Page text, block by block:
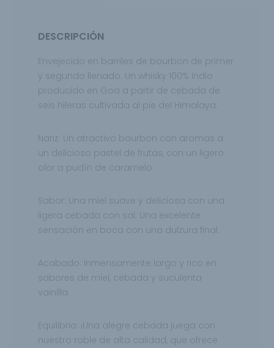
DESCRIPCIÓN
Envejecido en barriles de bourbon de primer
y segundo llenado. Un whisky 100% indio
producido en Goa a partir de cebada de
seis hileras cultivada al pie del Himalaya.
Nariz: Un atractivo bourbon con aromas a
un delicioso pastel de frutas, con un ligero
olor a pudín de caramelo.
Sabor: Una miel suave y deliciosa con una
ligera cebada con sal; Una excelente
sensación en boca con una dulzura final.
Acabado: Inmensamente largo y rico en
sabores de miel, cebada y suculenta
vainilla.
Equilibrio: ¡Una alegre cebada juega con
nuestro roble de alta calidad, que ofrece